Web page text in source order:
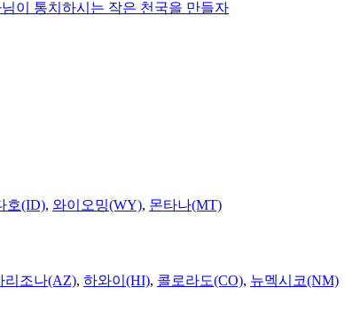
이 통치하시는 작은 천국을 만들자
호(ID), 와이오밍(WY), 몬타나(MT)
리조나(AZ), 하와이(HI), 콜로라도(CO), 뉴멕시코(NM)